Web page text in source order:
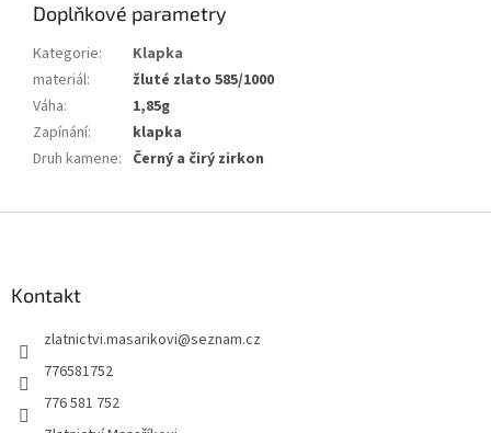
Doplňkové parametry
Kategorie:
Klapka
materiál:
žluté zlato 585/1000
Váha:
1,85g
Zapínání:
klapka
Druh kamene: Černý a čirý zirkon
Kontakt
zlatnictvi.masarikovi@seznam.cz
776581752
776 581 752